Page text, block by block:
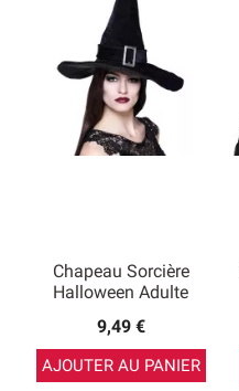
Chapeau Sorcière
Halloween Adulte
9,49 €
AJOUTER AU PANIER